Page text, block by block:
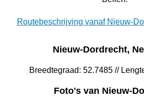
Routebeschrijving vanaf Nieuw-
Nieuw-Dordrecht,
Breedtegraad: 52.7485 //
Foto's van Nieuw-